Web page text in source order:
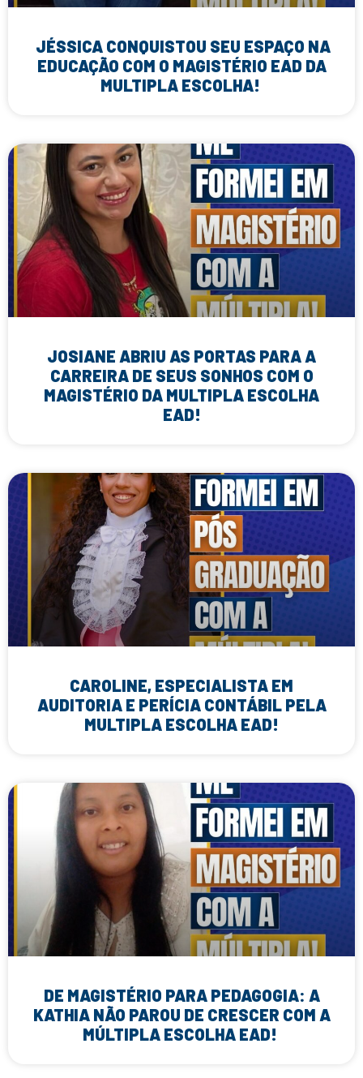
JÉSSICA CONQUISTOU SEU ESPAÇO NA
EDUCAÇÃO COM O MAGISTÉRIO EAD DA
MULTIPLA ESCOLHA!
JOSIANE ABRIU AS PORTAS PARA A
CARREIRA DE SEUS SONHOS COM O
MAGISTÉRIO DA MULTIPLA ESCOLHA
EAD!
CAROLINE, ESPECIALISTA EM
AUDITORIA E PERÍCIA CONTÁBIL PELA
MULTIPLA ESCOLHA EAD!
DE MAGISTÉRIO PARA PEDAGOGIA: A
KATHIA NÃO PAROU DE CRESCER COM A
MÚLTIPLA ESCOLHA EAD!